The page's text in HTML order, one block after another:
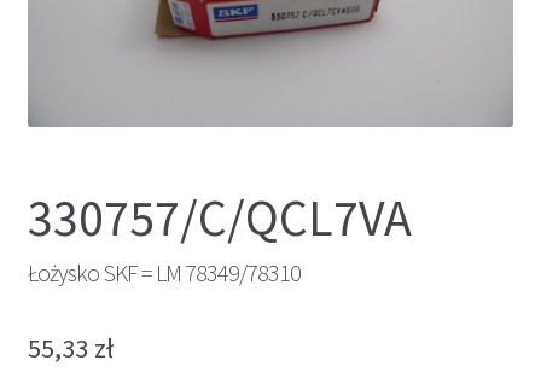
330757/C/QCL7VA
Łożysko SKF = LM 78349/78310
55,33 zł